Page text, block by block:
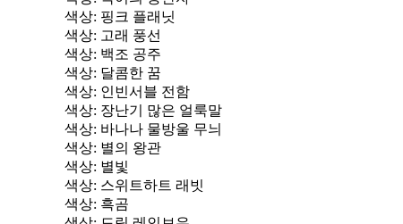
색상: 핑크 플래닛
색상: 고래 풍선
색상: 백조 공주
색상: 달콤한 꿈
색상: 인빈서블 전함
색상: 장난기 많은 얼룩말
색상: 바나나 물방울 무늬
색상: 별의 왕관
색상: 별빛
색상: 스위트하트 래빗
색상: 흑곰